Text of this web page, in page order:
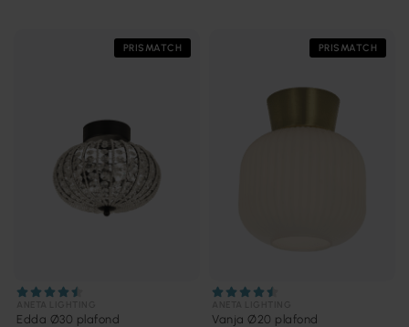
PRISMATCH
Edda Ø30 plafond
PRISMATCH
Vanja Ø20 plafond